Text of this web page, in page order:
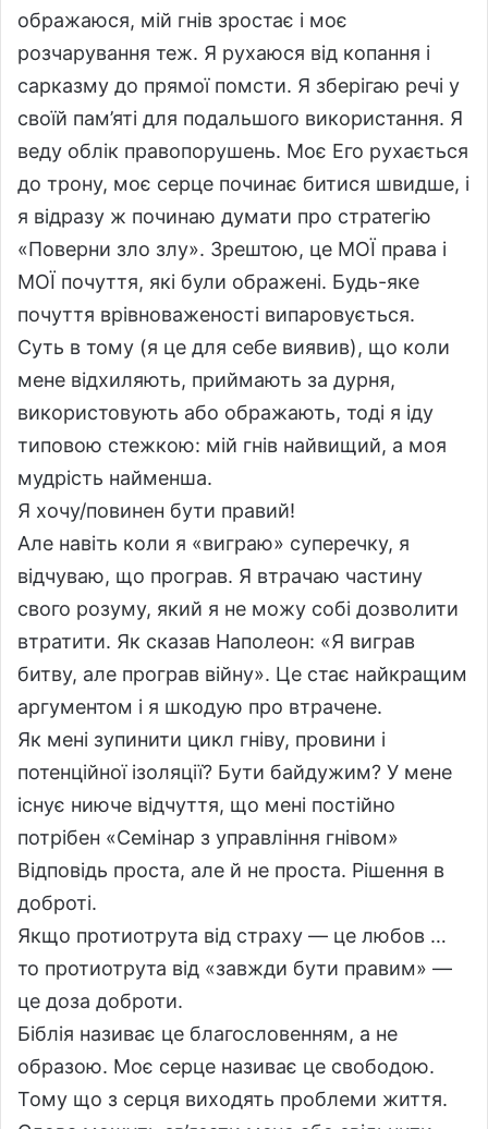
ображаюся, мій гнів зростає і моє
розчарування теж. Я рухаюся від копання і
сарказму до прямої помсти. Я зберігаю речі у
своїй пам’яті для подальшого використання. Я
веду облік правопорушень. Моє Его рухається
до трону, моє серце починає битися швидше, і
я відразу ж починаю думати про стратегію
«Поверни зло злу». Зрештою, це МОЇ права і
МОЇ почуття, які були ображені. Будь-яке
почуття врівноваженості випаровується.
Суть в тому (я це для себе виявив), що коли
мене відхиляють, приймають за дурня,
використовують або ображають, тоді я іду
типовою стежкою: мій гнів найвищий, а моя
мудрість найменша.
Я хочу/повинен бути правий!
Але навіть коли я «виграю» суперечку, я
відчуваю, що програв. Я втрачаю частину
свого розуму, який я не можу собі дозволити
втратити. Як сказав Наполеон: «Я виграв
битву, але програв війну». Це стає найкращим
аргументом і я шкодую про втрачене.
Як мені зупинити цикл гніву, провини і
потенційної ізоляції? Бути байдужим? У мене
існує ниюче відчуття, що мені постійно
потрібен «Семінар з управління гнівом»
Відповідь проста, але й не проста. Рішення в
доброті.
Якщо протиотрута від страху — це любов …
то протиотрута від «завжди бути правим» —
це доза доброти.
Біблія називає це благословенням, а не
образою. Моє серце називає це свободою.
Тому що з серця виходять проблеми життя.